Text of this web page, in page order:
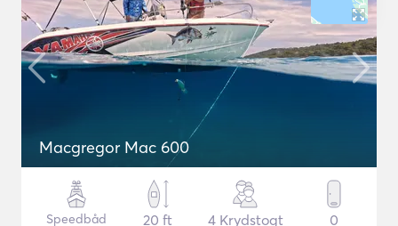
Macgregor Mac 600
Speedbåd
20 ft
4 Krydstogt 0